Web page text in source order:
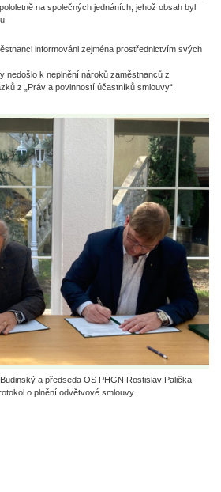
na společných jednáních, jehož obsah byl
informováni zejména prostřednictvím svých
nedošlo k neplnění nároků zaměstnanců z
z „Práv a povinností účastníků smlouvy“.
a předseda OS PHGN Rostislav Palička
o plnění odvětvové smlouvy.